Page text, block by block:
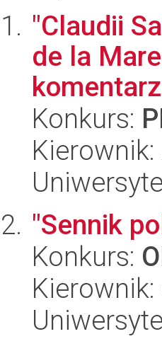
"Claudii
de la
Konkurs:
"Sennik
Konkurs:
Kierownik: